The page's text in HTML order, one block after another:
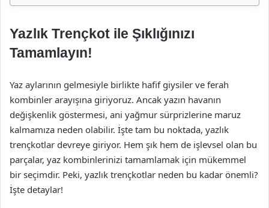
Yazlık Trençkot ile Şıklığınızı
Tamamlayın!
Yaz aylarının gelmesiyle birlikte hafif giysiler ve ferah
kombinler arayışına giriyoruz. Ancak yazın havanın
değişkenlik göstermesi, ani yağmur sürprizlerine maruz
kalmamıza neden olabilir. İşte tam bu noktada, yazlık
trençkotlar devreye giriyor. Hem şık hem de işlevsel olan bu
parçalar, yaz kombinlerinizi tamamlamak için mükemmel
bir seçimdir. Peki, yazlık trençkotlar neden bu kadar önemli?
İşte detaylar!